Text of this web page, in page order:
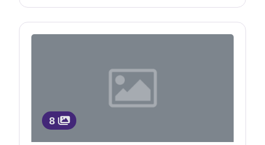
8